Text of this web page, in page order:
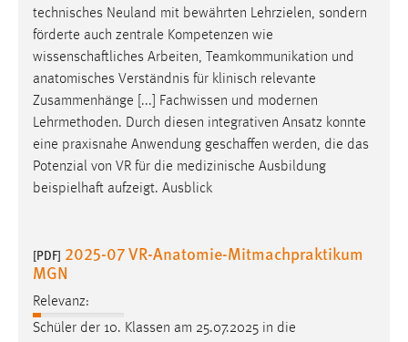
technisches Neuland mit bewährten Lehrzielen, sondern
förderte auch zentrale Kompetenzen wie
wissenschaftliches Arbeiten, Teamkommunikation und
anatomisches Verständnis für klinisch relevante
Zusammenhänge [...] Fachwissen und modernen
Lehrmethoden. Durch diesen integrativen Ansatz konnte
eine praxisnahe Anwendung geschaffen werden, die das
Potenzial von VR für die medizinische Ausbildung
beispielhaft aufzeigt. Ausblick
[PDF] 2025-07 VR-Anatomie-Mitmachpraktikum
MGN
Relevanz:
Schüler der 10. Klassen am 25.07.2025 in die
Zweck:
Dieser Cookie ist notwendig um sich an der Website
einloggen zu können.
Cookie Laufzeit:
24 Stunden
Diese Informationen helfen uns zu verstehen, wie
unsere Besucher unsere Website nutzen.
Matomo